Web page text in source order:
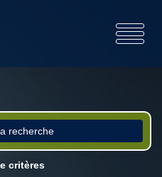
recherche
critères